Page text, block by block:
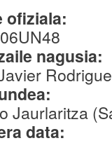
ofiziala:
nagusia:
Jaurlaritza
data: